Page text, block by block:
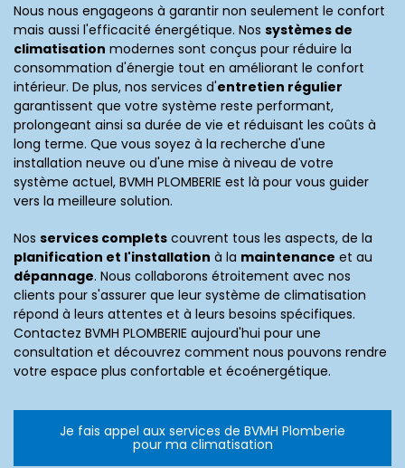
Nous nous engageons à garantir non seulement le confort
mais aussi l'efficacité énergétique. Nos systèmes de
climatisation modernes sont conçus pour réduire la
consommation d'énergie tout en améliorant le confort
intérieur. De plus, nos services d'entretien régulier
garantissent que votre système reste performant,
prolongeant ainsi sa durée de vie et réduisant les coûts à
long terme. Que vous soyez à la recherche d'une
installation neuve ou d'une mise à niveau de votre
système actuel, BVMH PLOMBERIE est là pour vous guider
vers la meilleure solution.
Nos services complets couvrent tous les aspects, de la
planification et l'installation à la maintenance et au
dépannage. Nous collaborons étroitement avec nos
clients pour s'assurer que leur système de climatisation
répond à leurs attentes et à leurs besoins spécifiques.
Contactez BVMH PLOMBERIE aujourd'hui pour une
consultation et découvrez comment nous pouvons rendre
votre espace plus confortable et écoénergétique.
Je fais appel aux services de BVMH Plomberie
pour ma climatisation